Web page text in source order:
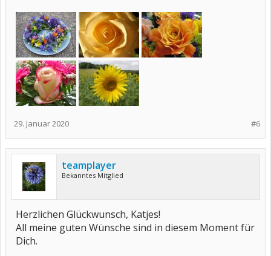
#6
29. Januar 2020
teamplayer
Bekanntes Mitglied
Herzlichen Glückwunsch, Katjes!
All meine guten Wünsche sind in diesem Moment für
Dich.